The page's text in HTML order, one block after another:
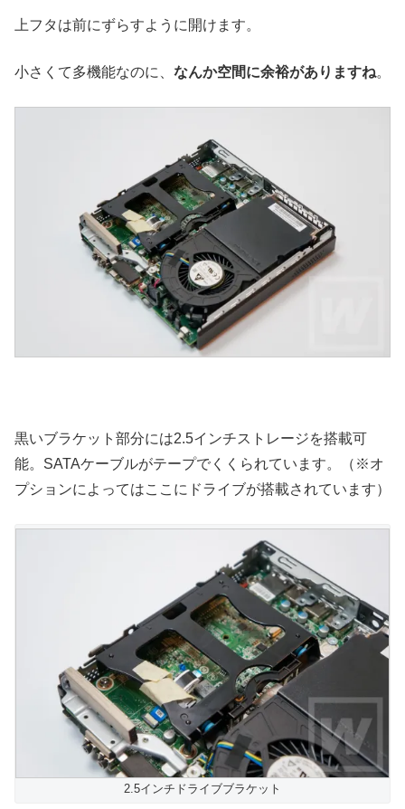
上フタは前にずらすように開けます。
小さくて多機能なのに、 なんか空間に余裕がありますね。
黒いブラケット部分には2.5インチストレージを搭載可
能。SATAケーブルがテープでくくられています。（※オ
プションによってはここにドライブが搭載されています）
2.5インチドライブブラケット